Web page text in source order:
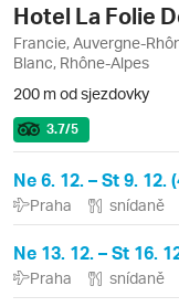
Hotel La Folie
Francie, Auvergne-
Blanc, Rhône-Alpes
200 m od sjezdovky
3.7/5
Ne 6. 12. – St 9. 12.
Praha snídaně
Ne 13. 12. – St 16.
Praha snídaně